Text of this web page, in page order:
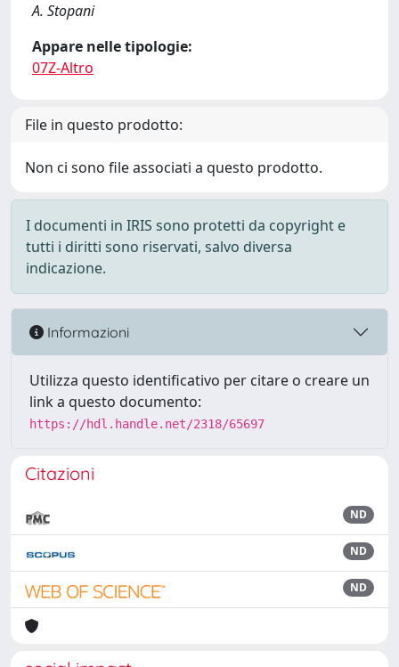
A. Stopani
Appare nelle tipologie:
07Z-Altro
File in questo prodotto:
Non ci sono file associati a questo prodotto.
I documenti in IRIS sono protetti da copyright e
tutti i diritti sono riservati, salvo diversa
indicazione.
Informazioni
Utilizza questo identificativo per citare o creare un
link a questo documento:
https://hdl.handle.net/2318/65697
Citazioni
ND
ND
ND